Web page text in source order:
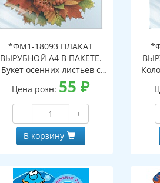
*ФМ1-18093 ПЛАКАТ
ВЫРУБНОЙ А4 В ПАКЕТЕ.
Букет осенних листьев с
рябиной (в
индивидуальной упаковке,
с европодвесом и клеевым
клапаном, двухсторонний,
ВД-лак)
Цена розн: 55₽
−
+
В корзину